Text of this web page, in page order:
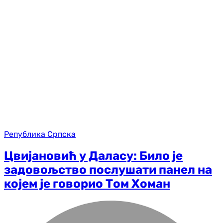
Република Српска
Цвијановић у Даласу: Било је
задовољство послушати панел на
којем је говорио Том Хоман